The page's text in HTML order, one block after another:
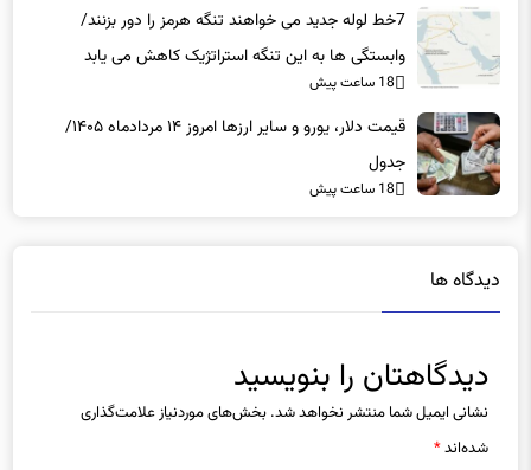
7خط لوله جدید می خواهند تنگه هرمز را دور بزنند/
وابستگی ها به این تنگه استراتژیک کاهش می یابد
18 ساعت پیش
قیمت دلار، یورو و سایر ارزها امروز ۱۴ مردادماه ۱۴۰۵/
جدول
18 ساعت پیش
دیدگاه ها
دیدگاهتان را بنویسید
نشانی ایمیل شما منتشر نخواهد شد. بخش‌های موردنیاز علامت‌گذاری
شده‌اند*